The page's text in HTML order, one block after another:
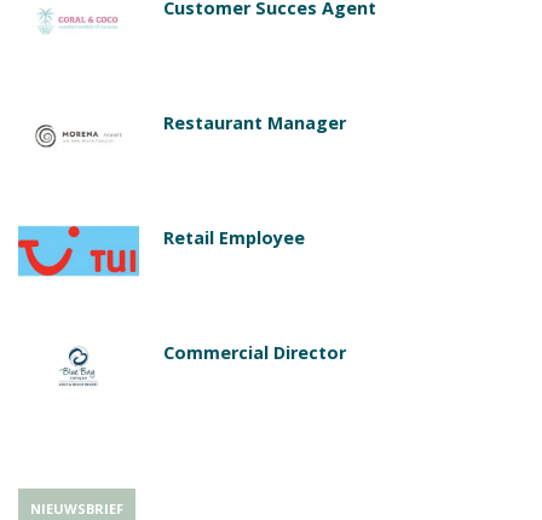
Customer Succes Agent
Restaurant Manager
Retail Employee
Commercial Director
NIEUWSBRIEF